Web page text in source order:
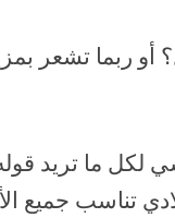
أو ربما تشعر
لكل ما تريد
تناسب جميع